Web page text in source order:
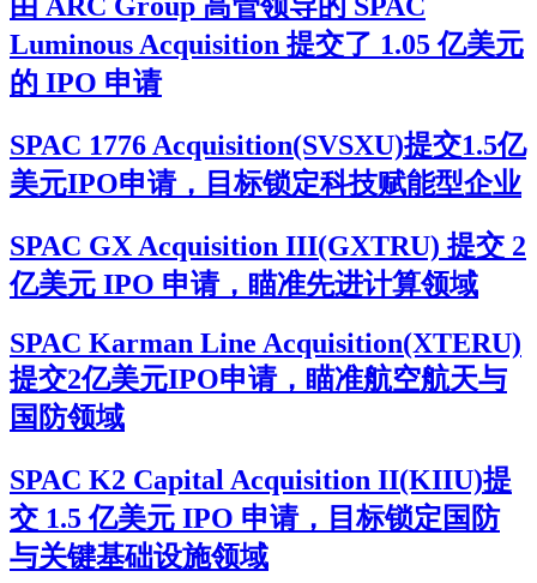
由 ARC Group 高管领导的 SPAC
Luminous Acquisition 提交了 1.05 亿美元
的 IPO 申请
SPAC 1776 Acquisition(SVSXU)提交1.5亿
美元IPO申请，目标锁定科技赋能型企业
SPAC GX Acquisition III(GXTRU) 提交 2
亿美元 IPO 申请，瞄准先进计算领域
SPAC Karman Line Acquisition(XTERU)
提交2亿美元IPO申请，瞄准航空航天与
国防领域
SPAC K2 Capital Acquisition II(KIIU)提
交 1.5 亿美元 IPO 申请，目标锁定国防
与关键基础设施领域